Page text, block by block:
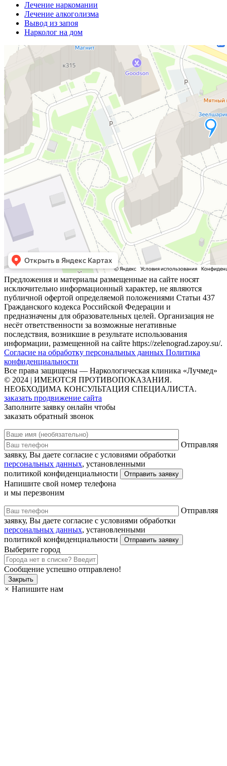
Лечение наркомании
Лечение алкоголизма
Вывод из запоя
Нарколог на дом
Предложения и материалы размещенные на сайте носят
исключительно информационный характер, не являются
публичной офертой определяемой положениями Статьи 437
Гражданского кодекса Российской Федерации и
предназначены для образовательных целей. Организация не
несёт ответственности за возможные негативные
последствия, возникшие в результате использования
информации, размещенной на сайте https://zelenograd.zapoy.su/.
Согласие на обработку персональных данных Политика
конфиденциальности
Все права защищены — Наркологическая клиника «Лучмед»
© 2024 | ИМЕЮТСЯ ПРОТИВОПОКАЗАНИЯ.
НЕОБХОДИМА КОНСУЛЬТАЦИЯ СПЕЦИАЛИСТА.
заказать продвижение сайта
Заполните заявку онлайн чтобы
заказать обратный звонок
Отправляя
заявку, Вы даете согласие с условиями обработки
персональных данных, установленными
политикой конфиденциальности
Напишите свой номер телефона
и мы перезвоним
Отправляя
заявку, Вы даете согласие с условиями обработки
персональных данных, установленными
политикой конфиденциальности
Выберите город
Сообщение успешно отправлено!
Закрыть
× Напишите нам